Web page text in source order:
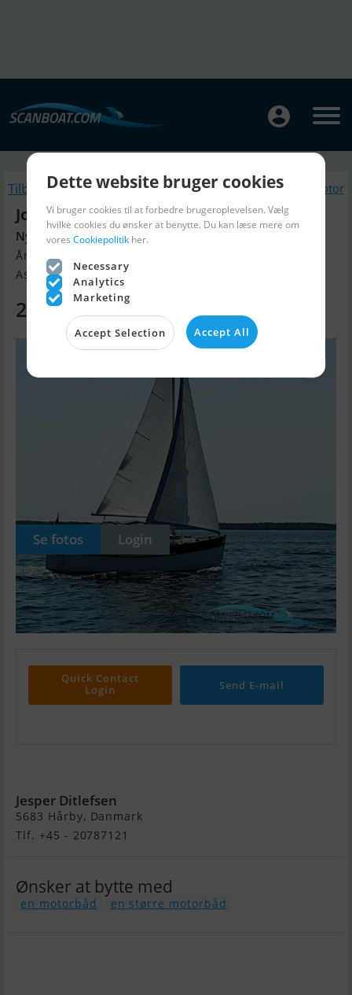
Tilbage Lignende Bådmotor
Johnson 30 ms900
Nyere motor, sejlklar
Årgang 1980, Bådmotor til salg
Assens, Danmark
298.000 DKK
Se fotos Login
Quick Contact
Login
Send E-mail
Jesper Ditlefsen
5683 Hårby, Danmark
Tlf. +45 - 20787121
Ønsker at bytte med
en motorbåd en større motorbåd
Dette website bruger cookies
Vi bruger cookies til at forbedre brugeroplevelsen. Vælg
hvilke cookies du ønsker at benytte. Du kan læse mere om
vores Cookiepolitik her.
Necessary
Analytics
Marketing
Accept Selection Accept All